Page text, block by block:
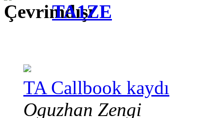
TA1ZE
TA Callbook kaydı
Oguzhan Zengi